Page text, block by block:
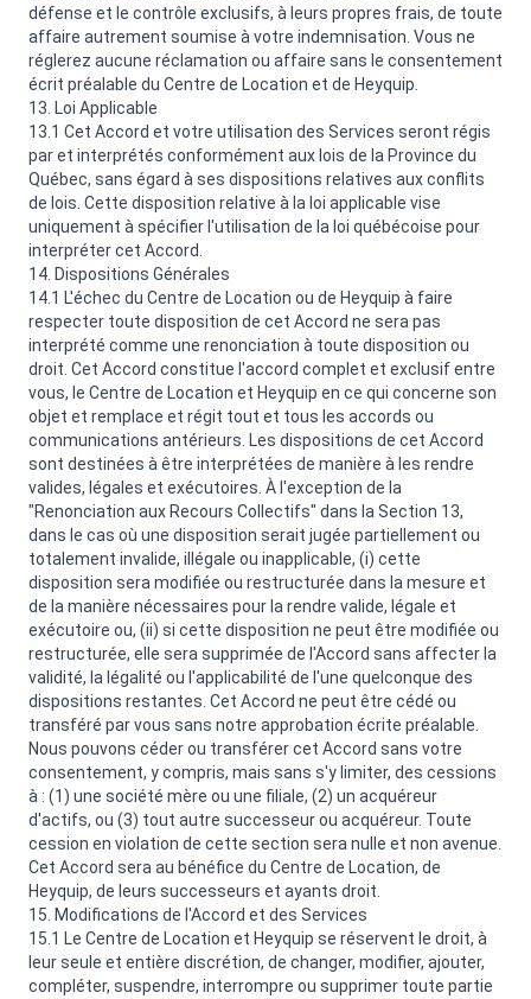
défense et le contrôle exclusifs, à leurs propres frais, de toute
affaire autrement soumise à votre indemnisation. Vous ne
réglerez aucune réclamation ou affaire sans le consentement
écrit préalable du Centre de Location et de Heyquip.
13. Loi Applicable
13.1 Cet Accord et votre utilisation des Services seront régis
par et interprétés conformément aux lois de la Province du
Québec, sans égard à ses dispositions relatives aux conflits
de lois. Cette disposition relative à la loi applicable vise
uniquement à spécifier l'utilisation de la loi québécoise pour
interpréter cet Accord.
14. Dispositions Générales
14.1 L'échec du Centre de Location ou de Heyquip à faire
respecter toute disposition de cet Accord ne sera pas
interprété comme une renonciation à toute disposition ou
droit. Cet Accord constitue l'accord complet et exclusif entre
vous, le Centre de Location et Heyquip en ce qui concerne son
objet et remplace et régit tout et tous les accords ou
communications antérieurs. Les dispositions de cet Accord
sont destinées à être interprétées de manière à les rendre
valides, légales et exécutoires. À l'exception de la
"Renonciation aux Recours Collectifs" dans la Section 13,
dans le cas où une disposition serait jugée partiellement ou
totalement invalide, illégale ou inapplicable, (i) cette
disposition sera modifiée ou restructurée dans la mesure et
de la manière nécessaires pour la rendre valide, légale et
exécutoire ou, (ii) si cette disposition ne peut être modifiée ou
restructurée, elle sera supprimée de l'Accord sans affecter la
validité, la légalité ou l'applicabilité de l'une quelconque des
dispositions restantes. Cet Accord ne peut être cédé ou
transféré par vous sans notre approbation écrite préalable.
Nous pouvons céder ou transférer cet Accord sans votre
consentement, y compris, mais sans s'y limiter, des cessions
à : (1) une société mère ou une filiale, (2) un acquéreur
d'actifs, ou (3) tout autre successeur ou acquéreur. Toute
cession en violation de cette section sera nulle et non avenue.
Cet Accord sera au bénéfice du Centre de Location, de
Heyquip, de leurs successeurs et ayants droit.
15. Modifications de l'Accord et des Services
15.1 Le Centre de Location et Heyquip se réservent le droit, à
leur seule et entière discrétion, de changer, modifier, ajouter,
compléter, suspendre, interrompre ou supprimer toute partie